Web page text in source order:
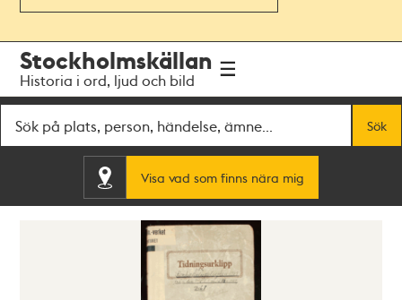
navigationen
huvudinnehållet
Stockholmskällan
Historia i ord, ljud och bild
Sök
Visa vad som finns nära mig